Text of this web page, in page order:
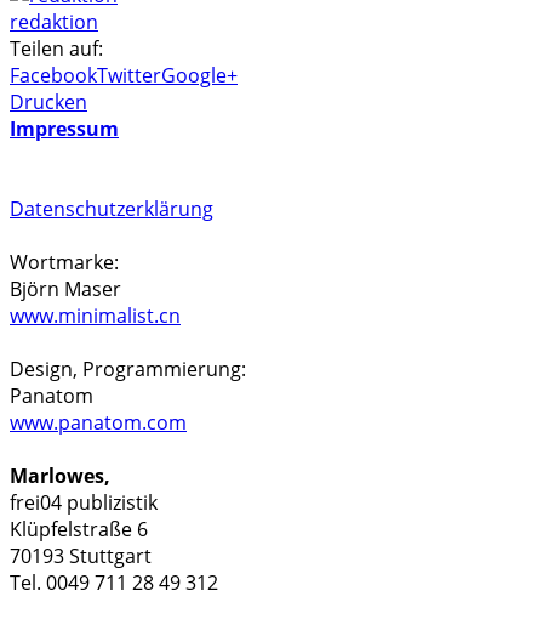
redaktion
Teilen auf:
FacebookTwitterGoogle+
Drucken
Impressum
Datenschutzerklärung
Wortmarke:
Björn Maser
www.minimalist.cn
Design, Programmierung:
Panatom
www.panatom.com
Marlowes,
frei04 publizistik
Klüpfelstraße 6
70193 Stuttgart
Tel. 0049 711 28 49 312